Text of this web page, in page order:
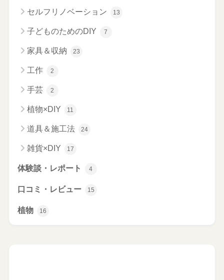
セルフリノベーション 13
子どものためのDIY 7
家具＆収納 23
工作 2
手芸 2
植物×DIY 11
道具＆施工法 24
雑貨×DIY 17
体験談・レポート 4
口コミ・レビュー 15
植物 16